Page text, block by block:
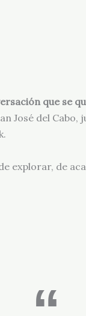
que se
José del
explorar, de